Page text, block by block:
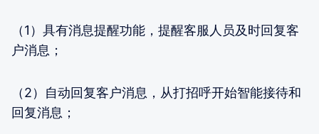
（1）具有消息提醒功能，提醒客服人员及时回复客
户消息；
（2）自动回复客户消息，从打招呼开始智能接待和
回复消息；